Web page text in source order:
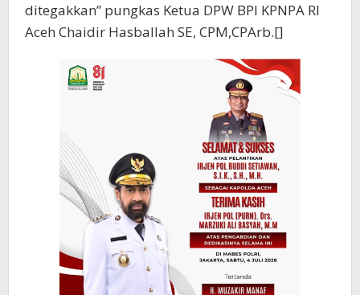
ditegakkan” pungkas Ketua DPW BPI KPNPA RI
Aceh Chaidir Hasballah SE, CPM,CPArb.[]